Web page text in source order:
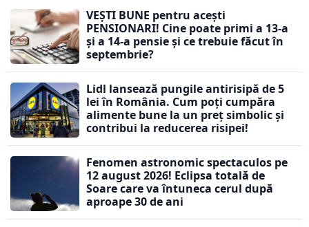
VEȘTI BUNE pentru acești
PENSIONARI! Cine poate primi a 13-a
și a 14-a pensie și ce trebuie făcut în
septembrie?
Lidl lansează pungile antirisipă de 5
lei în România. Cum poți cumpăra
alimente bune la un preț simbolic și
contribui la reducerea risipei!
Fenomen astronomic spectaculos pe
12 august 2026! Eclipsa totală de
Soare care va întuneca cerul după
aproape 30 de ani